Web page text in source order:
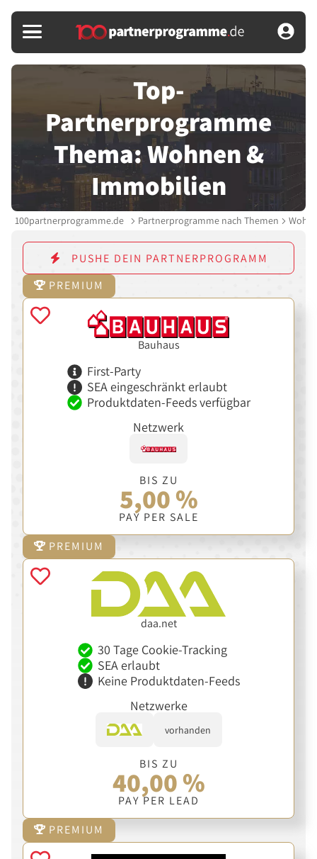
Top-
Partnerprogramme
Thema: Wohnen &
Immobilien
100partnerprogramme.de Partnerprogramme nach Themen
PUSHE DEIN PARTNERPROGRAMM
PREMIUM
Bauhaus
First-Party
SEA eingeschränkt erlaubt
Produktdaten-Feeds verfügbar
Netzwerk
BIS ZU
5,00 %
PAY PER SALE
PREMIUM
daa.net
30 Tage Cookie-Tracking
SEA erlaubt
Keine Produktdaten-Feeds
Netzwerke
vorhanden
BIS ZU
40,00 %
PAY PER LEAD
PREMIUM